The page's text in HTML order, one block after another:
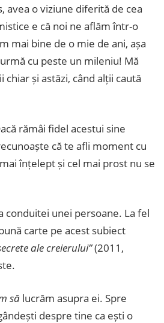
avea o viziune diferită de cea
e că noi ne aflăm într-o
mai bine de o mie de ani, așa
cu peste un mileniu! Mă
și astăzi, când alții caută
rămâi fidel acestui sine
că te afli moment cu
înțelept și cel mai prost nu se
conduitei unei persoane. La fel
carte pe acest subiect
ale creierului”(2011,
sălucrăm asupra ei. Spre
despre tine ca ești o